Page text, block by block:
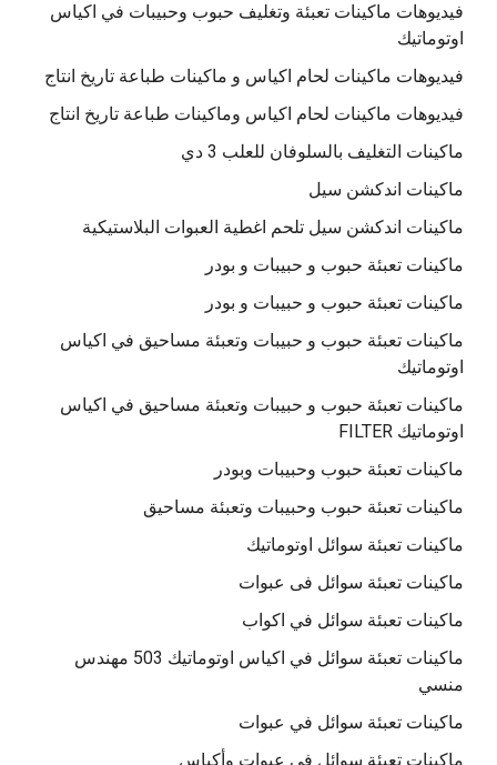
فيديوهات ماكينات تعبئة وتغليف حبوب وحبيبات في اكياس
اوتوماتيك
فيديوهات ماكينات لحام اكياس و ماكينات طباعة تاريخ انتاج
فيديوهات ماكينات لحام اكياس وماكينات طباعة تاريخ انتاج
ماكينات التغليف بالسلوفان للعلب 3 دي
ماكينات اندكشن سيل
ماكينات اندكشن سيل تلحم اغطية العبوات البلاستيكية
ماكينات تعبئة حبوب و حبيبات و بودر
ماكينات تعبئة حبوب و حبيبات و بودر
ماكينات تعبئة حبوب و حبيبات وتعبئة مساحيق في اكياس
اوتوماتيك
ماكينات تعبئة حبوب و حبيبات وتعبئة مساحيق في اكياس
اوتوماتيك FILTER
ماكينات تعبئة حبوب وحبيبات وبودر
ماكينات تعبئة حبوب وحبيبات وتعبئة مساحيق
ماكينات تعبئة سوائل اوتوماتيك
ماكينات تعبئة سوائل فى عبوات
ماكينات تعبئة سوائل في اكواب
ماكينات تعبئة سوائل في اكياس اوتوماتيك 503 مهندس
منسي
ماكينات تعبئة سوائل في عبوات
ماكينات تعبئة سوائل في عبوات وأكياس